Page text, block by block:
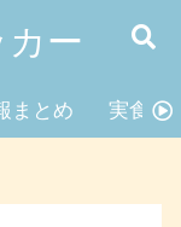
ー
まとめ 実食レ